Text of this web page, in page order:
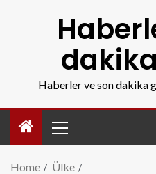
Haberler ve son dakika
Home
Ülke